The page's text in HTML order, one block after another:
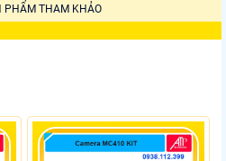
PHẨM THAM KHẢO